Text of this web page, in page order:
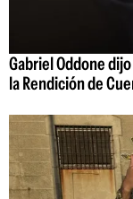
Gabriel Oddone
la Rendición de